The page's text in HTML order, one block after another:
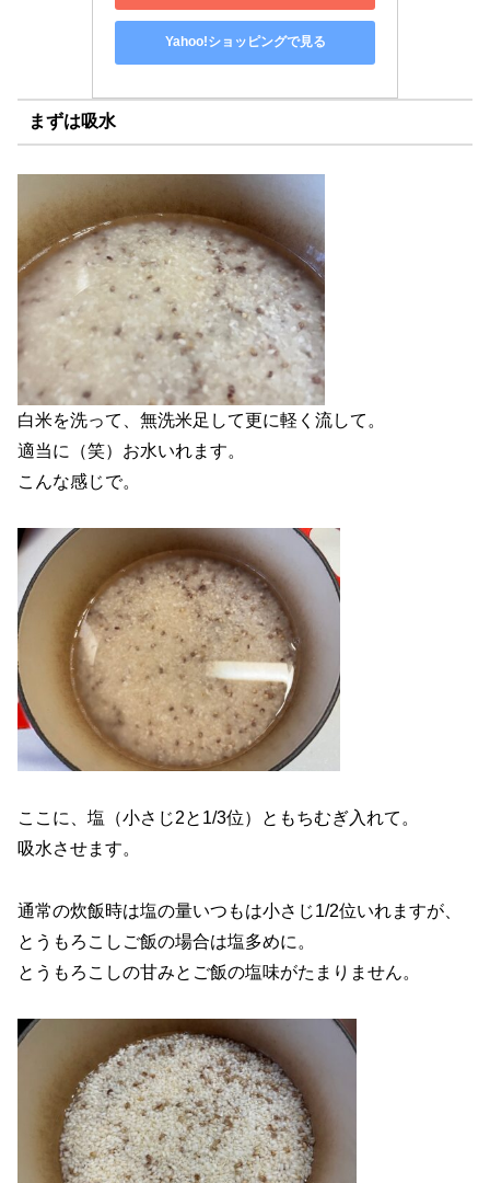
Yahoo!ショッピングで見る
まずは吸水
白米を洗って、無洗米足して更に軽く流して。
適当に（笑）お水いれます。
こんな感じで。
ここに、塩（小さじ2と1/3位）ともちむぎ入れて。
吸水させます。
通常の炊飯時は塩の量いつもは小さじ1/2位いれますが、
とうもろこしご飯の場合は塩多めに。
とうもろこしの甘みとご飯の塩味がたまりません。